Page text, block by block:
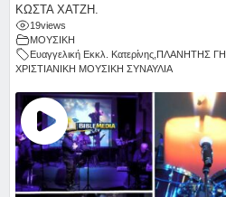
ΚΩΣΤΑ ΧΑΤΖΗ.
19views
ΜΟΥΣΙΚΗ
Ευαγγελική Εκκλ. Κατερίνης ΠΛΑΝΗΤΗΣ ΓΗ
ΧΡΙΣΤΙΑΝΙΚΗ ΜΟΥΣΙΚΗ ΣΥΝΑΥΛΙΑ